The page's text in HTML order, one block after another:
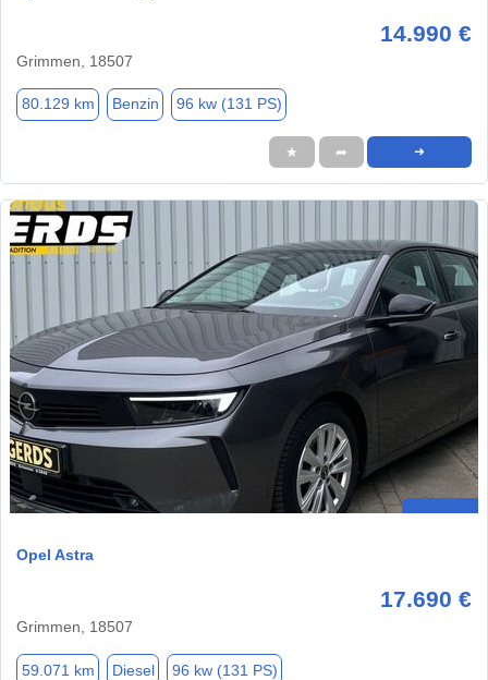
14.990 €
Grimmen, 18507
80.129 km Benzin 96 kw (131 PS)
★ ➦ ➜
Opel Astra
17.690 €
Grimmen, 18507
59.071 km Diesel 96 kw (131 PS)